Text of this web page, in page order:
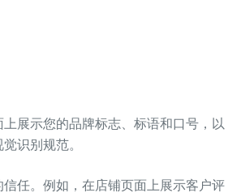
展示您的品牌标志、标语和口号，以
识别规范。
任。例如，在店铺页面上展示客户评